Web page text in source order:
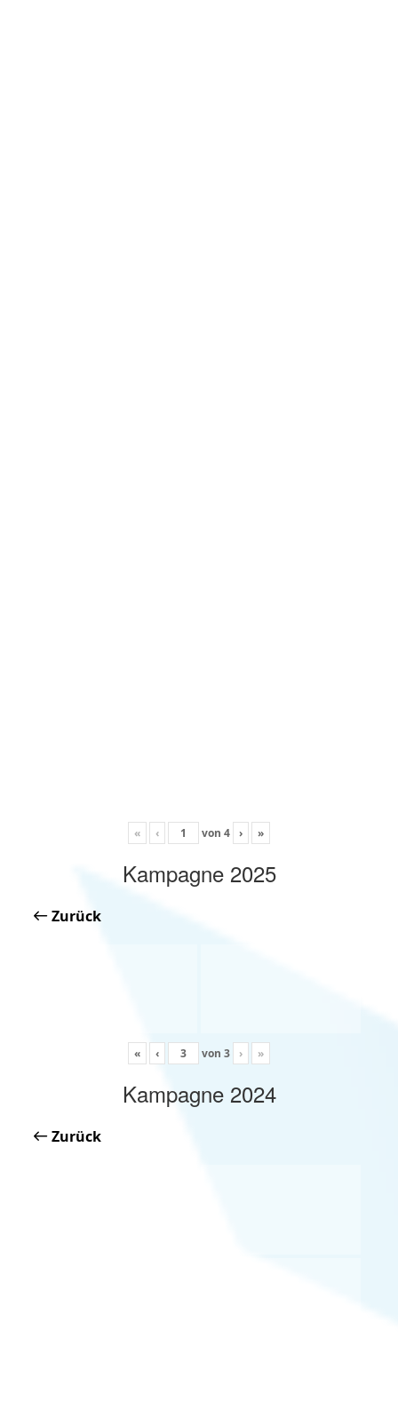
« ‹ von 4 › »
Kampagne 2025
Zurück
« ‹ von 3 › »
Kampagne 2024
Zurück